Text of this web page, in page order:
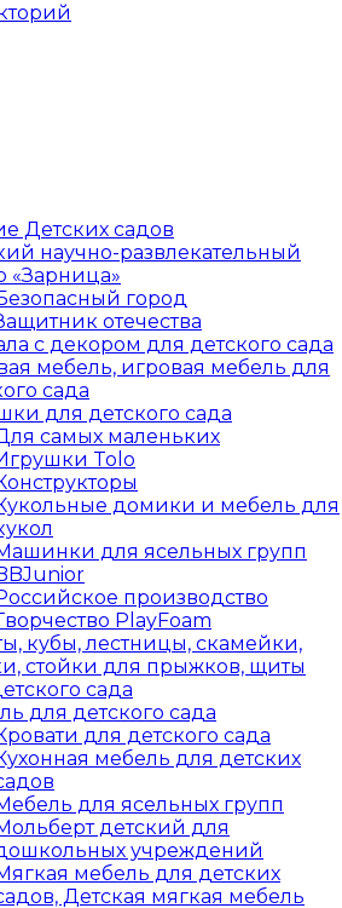
Детских садов
научно-развлекательный
«Зарница»
город
отечества
с декором для детского сада
мебель, игровая мебель для
сада
для детского сада
самых маленьких
Tolo
домики и мебель для
для ясельных групп
производство
PlayFoam
кубы, лестницы, скамейки,
стойки для прыжков, щиты
сада
для детского сада
для детского сада
мебель для детских
для ясельных групп
детский для
учреждений
мебель для детских
Детская мягкая мебель